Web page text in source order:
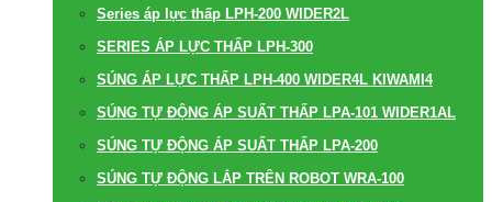
Series áp lực thấp LPH-200 WIDER2L
SERIES ÁP LỰC THẤP LPH-300
SÚNG ÁP LỰC THẤP LPH-400 WIDER4L KIWAMI4
SÚNG TỰ ĐỘNG ÁP SUẤT THẤP LPA-101 WIDER1AL
SÚNG TỰ ĐỘNG ÁP SUẤT THẤP LPA-200
SÚNG TỰ ĐỘNG LẮP TRÊN ROBOT WRA-100